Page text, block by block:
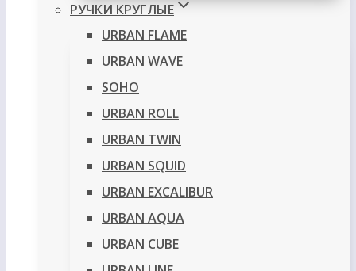
РУЧКИ КРУГЛЫЕ
URBAN FLAME
URBAN WAVE
SOHO
URBAN ROLL
URBAN TWIN
URBAN SQUID
URBAN EXCALIBUR
URBAN AQUA
URBAN CUBE